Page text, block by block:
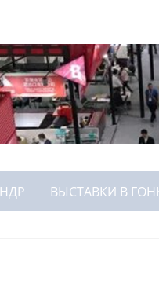
ВЫСТАВКИ В